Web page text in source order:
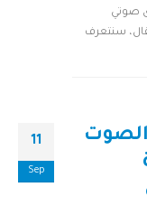
صوتي
سنتعرف
11
Sep